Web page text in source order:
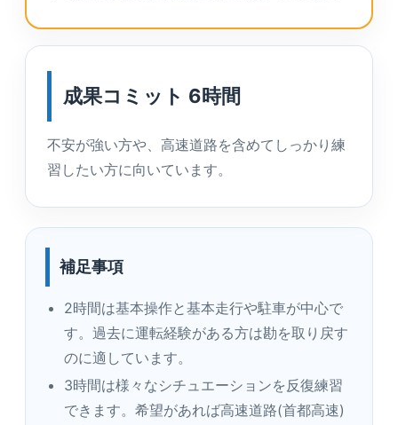
成果コミット 6時間
不安が強い方や、高速道路を含めてしっかり練
習したい方に向いています。
補足事項
2時間は基本操作と基本走行や駐車が中心で
す。過去に運転経験がある方は勘を取り戻す
のに適しています。
3時間は様々なシチュエーションを反復練習
できます。希望があれば高速道路(首都高速)